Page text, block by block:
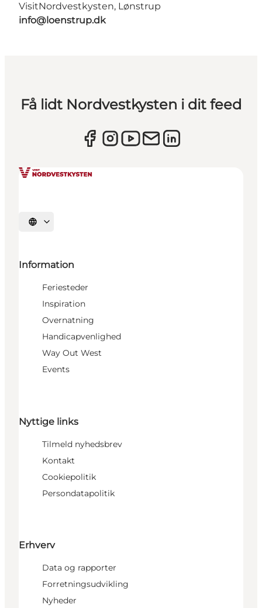
VisitNordvestkysten, Lønstrup
info@loenstrup.dk
Få lidt Nordvestkysten i dit feed
Vælg sprog
Information
Feriesteder
Inspiration
Overnatning
Handicapvenlighed
Way Out West
Events
Nyttige links
Tilmeld nyhedsbrev
Kontakt
Cookiepolitik
Persondatapolitik
Erhverv
Data og rapporter
Forretningsudvikling
Nyheder